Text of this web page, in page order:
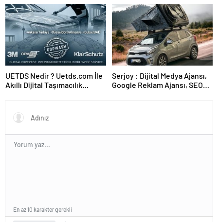
UETDS Nedir ? Uetds.com İle
Akıllı Dijital Taşımacılık
Serjoy : Dijital Medya Ajansı,
Google Reklam Ajansı, SEO
En az 10 karakter gerekli